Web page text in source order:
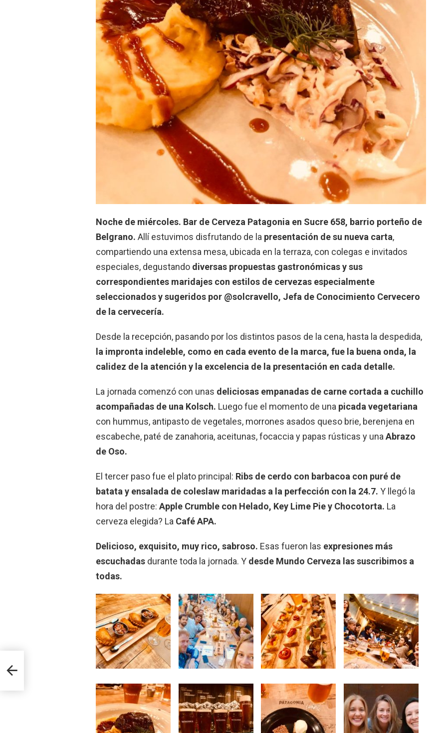
Noche de miércoles. Bar de Cerveza Patagonia en Sucre 658, barrio porteño de
Belgrano. Allí estuvimos disfrutando de la presentación de su nueva carta,
compartiendo una extensa mesa, ubicada en la terraza, con colegas e invitados
especiales, degustando diversas propuestas gastronómicas y sus
correspondientes maridajes con estilos de cervezas especialmente
seleccionados y sugeridos por @solcravello, Jefa de Conocimiento Cervecero
de la cervecería.
Desde la recepción, pasando por los distintos pasos de la cena, hasta la despedida,
la impronta indeleble, como en cada evento de la marca, fue la buena onda, la
calidez de la atención y la excelencia de la presentación en cada detalle.
La jornada comenzó con unas deliciosas empanadas de carne cortada a cuchillo
acompañadas de una Kolsch. Luego fue el momento de una picada vegetariana
con hummus, antipasto de vegetales, morrones asados queso brie, berenjena en
escabeche, paté de zanahoria, aceitunas, focaccia y papas rústicas y unaAbrazo
de Oso.
El tercer paso fue el plato principal: Ribs de cerdo con barbacoa con puré de
batata y ensalada de coleslaw maridadas a la perfección con la 24.7. Y llegó la
hora del postre: Apple Crumble con Helado, Key Lime Pie y Chocotorta. La
cerveza elegida? La Café APA.
Delicioso, exquisito, muy rico, sabroso. Esas fueron las expresiones más
escuchadas durante toda la jornada. Y desde Mundo Cerveza las suscribimos a
todas.